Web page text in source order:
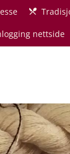
nettside